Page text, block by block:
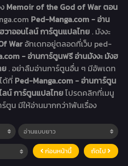
Memoir of the God of War ตอน
Ped-Manga.com - อ่าน
วาออนไลน์ การ์ตูนแปลไทย . มังงะ
War อัทเดทอยู่ตลอดที่เว็บ ped-
- อ่านการ์ตูนฟรี อ่านมังงะ มังฮ
ย . อย่าลืมอ่านการ์ตูนอื่น ๆ มีอัพเดท
ด้ที่ Ped-Manga.com - อ่านการ์ตูน
ลน์ การ์ตูนแปลไทยโปรดคลิกที่เมนู
ตูน มีให้อ่านมากกว่า1พันเรื่อง
ก่อนหน้านี้ ถัดไป